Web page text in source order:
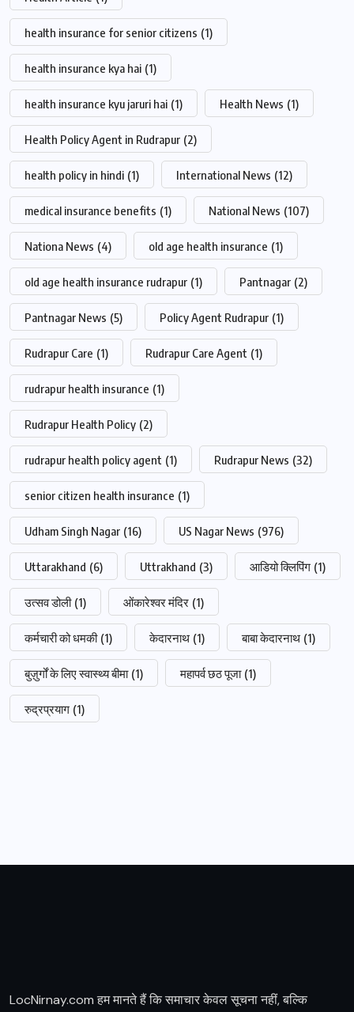
health insurance for senior citizens (1)
health insurance kya hai (1)
health insurance kyu jaruri hai (1) Health News (1)
Health Policy Agent in Rudrapur (2)
health policy in hindi (1) International News (12)
medical insurance benefits (1) National News (107)
Nationa News (4) old age health insurance (1)
old age health insurance rudrapur (1) Pantnagar (2)
Pantnagar News (5) Policy Agent Rudrapur (1)
Rudrapur Care (1) Rudrapur Care Agent (1)
rudrapur health insurance (1)
Rudrapur Health Policy (2)
rudrapur health policy agent (1) Rudrapur News (32)
senior citizen health insurance (1)
Udham Singh Nagar (16) US Nagar News (976)
Uttarakhand (6) Uttrakhand (3) आडियो क्लिपिंग (1)
उत्सव डोली (1) ओंकारेश्वर मंदिर (1)
कर्मचारी को धमकी (1) केदारनाथ (1) बाबा केदारनाथ (1)
बुज़ुर्गों के लिए स्वास्थ्य बीमा (1) महापर्व छठ पूजा (1)
रुद्रप्रयाग (1)
LocNirnay.com हम मानते हैं कि समाचार केवल सूचना नहीं, बल्कि